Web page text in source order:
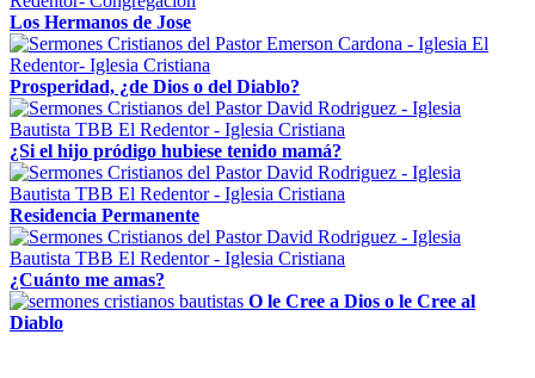
Los Hermanos de Jose
Prosperidad, ¿de Dios o del Diablo?
¿Si el hijo pródigo hubiese tenido mamá?
Residencia Permanente
¿Cuánto me amas?
O le Cree a Dios o le Cree al
Diablo